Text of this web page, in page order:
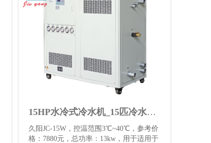
15HP水冷式冷水机_15匹冷水机厂家
久阳JC-15W，控温范围3℃~40℃，参考价
格：7880元，总功率：13kw，用于适用于